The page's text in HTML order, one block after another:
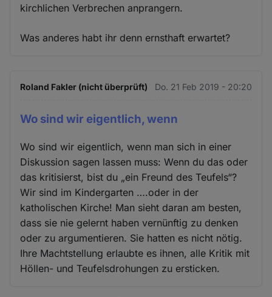
kirchlichen Verbrechen anprangern.
Was anderes habt ihr denn ernsthaft erwartet?
Roland Fakler (nicht überprüft) Do. 21 Feb 2019 - 20:20
Wo sind wir eigentlich, wenn
Wo sind wir eigentlich, wenn man sich in einer
Diskussion sagen lassen muss: Wenn du das oder
das kritisierst, bist du „ein Freund des Teufels“?
Wir sind im Kindergarten ….oder in der
katholischen Kirche! Man sieht daran am besten,
dass sie nie gelernt haben vernünftig zu denken
oder zu argumentieren. Sie hatten es nicht nötig.
Ihre Machtstellung erlaubte es ihnen, alle Kritik mit
Höllen- und Teufelsdrohungen zu ersticken.